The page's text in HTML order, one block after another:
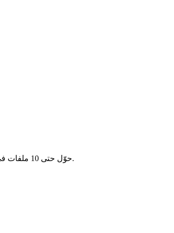
حوّل حتى 10 ملفات في مرة واحدة (حد أقصى 2 جيجابايت لكل ملف). وفّر الوقت بتحويل عدة فيديوهات معًا.